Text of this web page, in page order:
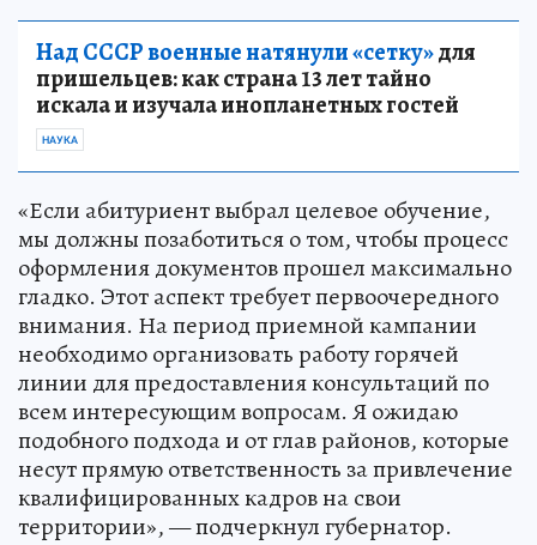
Над СССР военные натянули «сетку»для
пришельцев: как страна 13 лет тайно
искала и изучала инопланетных гостей
НАУКА
«Если абитуриент выбрал целевое обучение,
мы должны позаботиться о том, чтобы процесс
оформления документов прошел максимально
гладко. Этот аспект требует первоочередного
внимания. На период приемной кампании
необходимо организовать работу горячей
линии для предоставления консультаций по
всем интересующим вопросам. Я ожидаю
подобного подхода и от глав районов, которые
несут прямую ответственность за привлечение
квалифицированных кадров на свои
территории», — подчеркнул губернатор.